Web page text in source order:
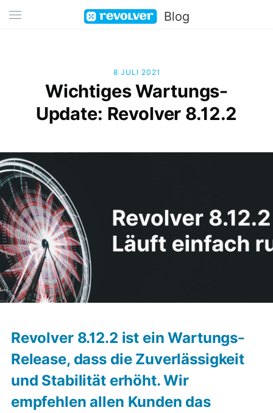
Blog
8 JULI 2021
Wichtiges Wartungs-
Update: Revolver 8.12.2
Revolver 8.12.2 ist ein Wartungs-
Release, dass die Zuverlässigkeit
und Stabilität erhöht. Wir
empfehlen allen Kunden das